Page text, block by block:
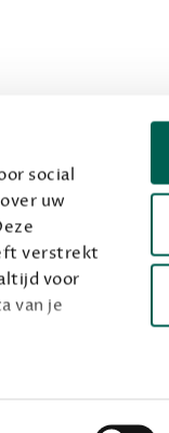
social
uw
verstrekt
voor
van je